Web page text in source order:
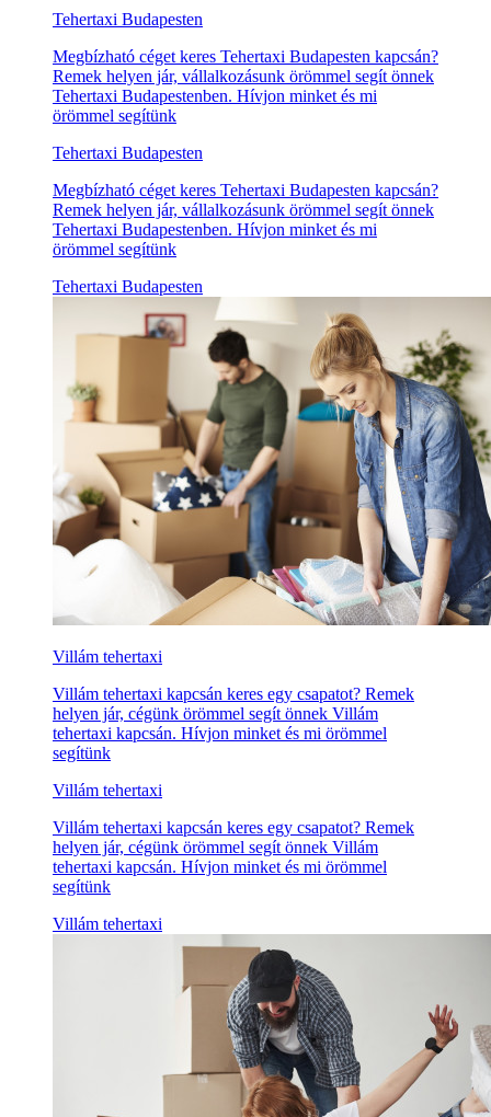
Tehertaxi Budapesten
Megbízható céget keres Tehertaxi Budapesten kapcsán?
Remek helyen jár, vállalkozásunk örömmel segít önnek
Tehertaxi Budapestenben. Hívjon minket és mi
örömmel segítünk
Tehertaxi Budapesten
Megbízható céget keres Tehertaxi Budapesten kapcsán?
Remek helyen jár, vállalkozásunk örömmel segít önnek
Tehertaxi Budapestenben. Hívjon minket és mi
örömmel segítünk
Tehertaxi Budapesten
Villám tehertaxi
Villám tehertaxi kapcsán keres egy csapatot? Remek
helyen jár, cégünk örömmel segít önnek Villám
tehertaxi kapcsán. Hívjon minket és mi örömmel
segítünk
Villám tehertaxi
Villám tehertaxi kapcsán keres egy csapatot? Remek
helyen jár, cégünk örömmel segít önnek Villám
tehertaxi kapcsán. Hívjon minket és mi örömmel
segítünk
Villám tehertaxi